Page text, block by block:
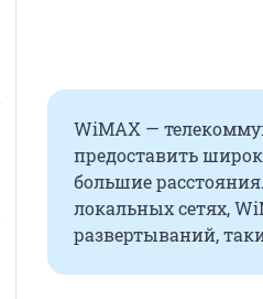
WiMAX —
предоставить
большие
локальных сетях,
развертываний,